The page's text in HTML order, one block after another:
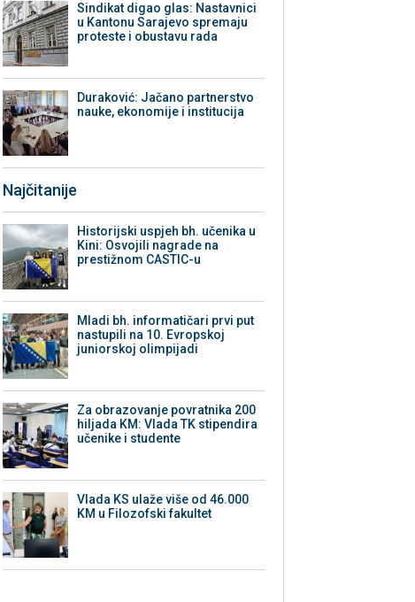
Sindikat digao glas: Nastavnici
u Kantonu Sarajevo spremaju
proteste i obustavu rada
Duraković: Jačano partnerstvo
nauke, ekonomije i institucija
Najčitanije
Historijski uspjeh bh. učenika u
Kini: Osvojili nagrade na
prestižnom CASTIC-u
Mladi bh. informatičari prvi put
nastupili na 10. Evropskoj
juniorskoj olimpijadi
Za obrazovanje povratnika 200
hiljada KM: Vlada TK stipendira
učenike i studente
Vlada KS ulaže više od 46.000
KM u Filozofski fakultet